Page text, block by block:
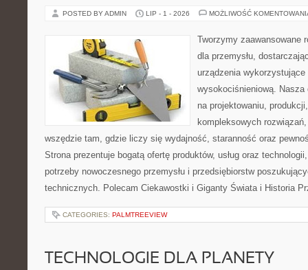
POSTED BY ADMIN LIP - 1 - 2026 MOŻLIWOŚĆ
Tworzymy zaawansowane
dla przemysłu,
urządzenia wykorzystujące
wysokociśnieniową. Nasza
na projektowaniu,
kompleksowych
wszędzie tam, gdzie liczy się wydajność, staranność oraz
Strona prezentuje bogatą ofertę produktów, usług oraz
potrzeby nowoczesnego przemysłu i przedsiębiorstw
technicznych. Polecam Ciekawostki i Giganty Świata i Historia
CATEGORIES: PALMTREEVIEW
TECHNOLOGIE DLA PLANETY